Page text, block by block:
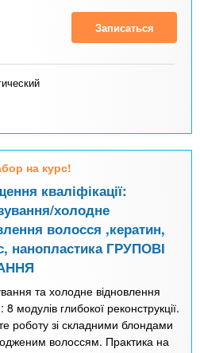
Записаться
на курс!
кваліфікації:
холодне
волосся ,кератин,
нанопластика ГРУПОВІ
та холодне відновлення
8 модулів глибокої реконструкції.
роботу зі складними блондами
волоссям. Практика на